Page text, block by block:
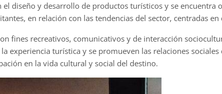
diseño y desarrollo de productos turísticos y se encuentra
en relación con las tendencias del sector, centradas
fines recreativos, comunicativos y de interacción
experiencia turística y se promueven las relaciones
en la vida cultural y social del destino.